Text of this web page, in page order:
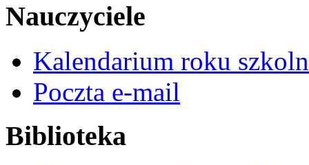
Nauczyciele
Kalendarium roku
Poczta e-mail
Biblioteka